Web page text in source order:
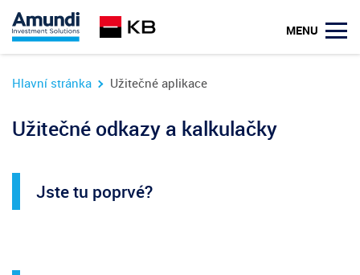
MENU
Hlavní stránka Užitečné aplikace
Užitečné odkazy a kalkulačky
Jste tu poprvé?